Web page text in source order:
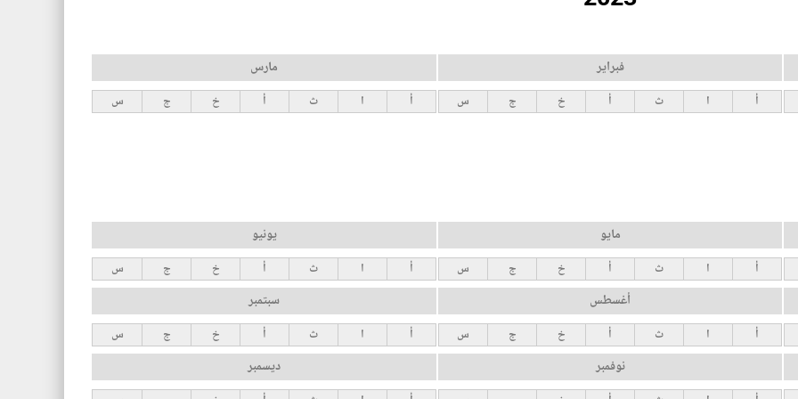
فبراير
أ ا ث أ خ ج س
مارس
أ ا ث أ خ ج س
مايو
أ ا ث أ خ ج س
يونيو
أ ا ث أ خ ج س
أغسطس
أ ا ث أ خ ج س
سبتمبر
أ ا ث أ خ ج س
نوفمبر ديسمبر